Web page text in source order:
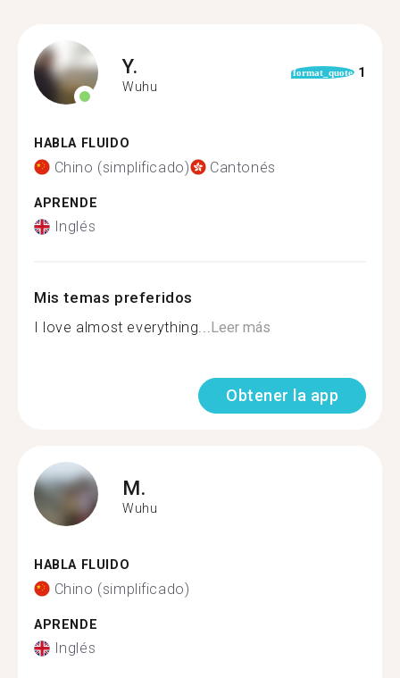
Y.
Wuhu
format_quote 1
HABLA FLUIDO
Chino (simplificado) Cantonés
APRENDE
Inglés
Mis temas preferidos
I love almost everything...Leer más
Obtener la app
M.
Wuhu
HABLA FLUIDO
Chino (simplificado)
APRENDE
Inglés